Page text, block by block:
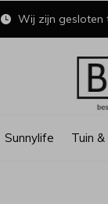
Sunnylife Tuin
Wij zijn gesloten